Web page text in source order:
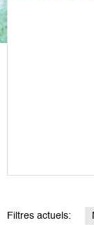
Filtres actuels: